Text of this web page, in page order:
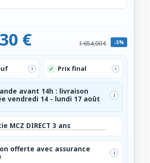
€ 1 654,00 € -5%
i ✓ Prix final i
avant 14h : livraison
vendredi 14 - lundi 17 août
i
MCZ DIRECT 3 ans
offerte avec assurance
i